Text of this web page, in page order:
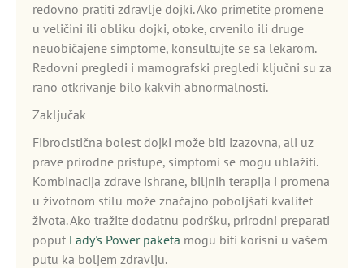
redovno pratiti zdravlje dojki. Ako primetite promene
u veličini ili obliku dojki, otoke, crvenilo ili druge
neuobičajene simptome, konsultujte se sa lekarom.
Redovni pregledi i mamografski pregledi ključni su za
rano otkrivanje bilo kakvih abnormalnosti.
Zaključak
Fibrocistična bolest dojki može biti izazovna, ali uz
prave prirodne pristupe, simptomi se mogu ublažiti.
Kombinacija zdrave ishrane, biljnih terapija i promena
u životnom stilu može značajno poboljšati kvalitet
života. Ako tražite dodatnu podršku, prirodni preparati
poput Lady's Power paketa mogu biti korisni u vašem
putu ka boljem zdravlju.